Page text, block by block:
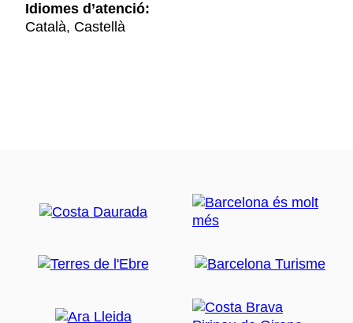
Idiomes d’atenció:
Català, Castellà